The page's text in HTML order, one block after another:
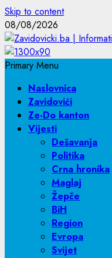
Skip to content
08/08/2026
Primary Menu
Naslovnica
Zavidovići
Ze-Do kanton
Vijesti
Dešavanja
Politika
Crna hronika
Maglaj
Žepče
BiH
Region
Evropa
Svijet